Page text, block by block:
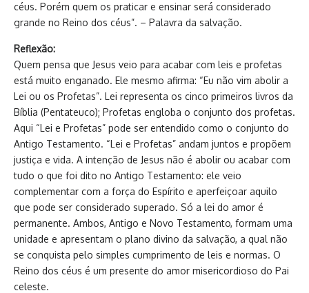
céus. Porém quem os praticar e ensinar será considerado
grande no Reino dos céus”. – Palavra da salvação.
Reflexão:
Quem pensa que Jesus veio para acabar com leis e profetas
está muito enganado. Ele mesmo afirma: “Eu não vim abolir a
Lei ou os Profetas”. Lei representa os cinco primeiros livros da
Bíblia (Pentateuco); Profetas engloba o conjunto dos profetas.
Aqui “Lei e Profetas” pode ser entendido como o conjunto do
Antigo Testamento. “Lei e Profetas” andam juntos e propõem
justiça e vida. A intenção de Jesus não é abolir ou acabar com
tudo o que foi dito no Antigo Testamento: ele veio
complementar com a força do Espírito e aperfeiçoar aquilo
que pode ser considerado superado. Só a lei do amor é
permanente. Ambos, Antigo e Novo Testamento, formam uma
unidade e apresentam o plano divino da salvação, a qual não
se conquista pelo simples cumprimento de leis e normas. O
Reino dos céus é um presente do amor misericordioso do Pai
celeste.